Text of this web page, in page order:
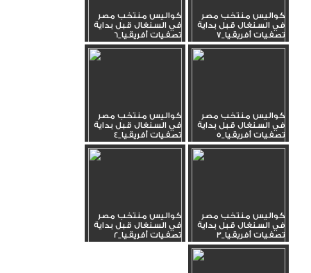
كواليس منتخب مصر
في السنغال قبل بداية
تصفيات أفريقيا_7
كواليس منتخب مصر
في السنغال قبل بداية
تصفيات أفريقيا_6
كواليس منتخب مصر
في السنغال قبل بداية
تصفيات أفريقيا_5
كواليس منتخب مصر
في السنغال قبل بداية
تصفيات أفريقيا_4
كواليس منتخب مصر
في السنغال قبل بداية
تصفيات أفريقيا_3
كواليس منتخب مصر
في السنغال قبل بداية
تصفيات أفريقيا_2